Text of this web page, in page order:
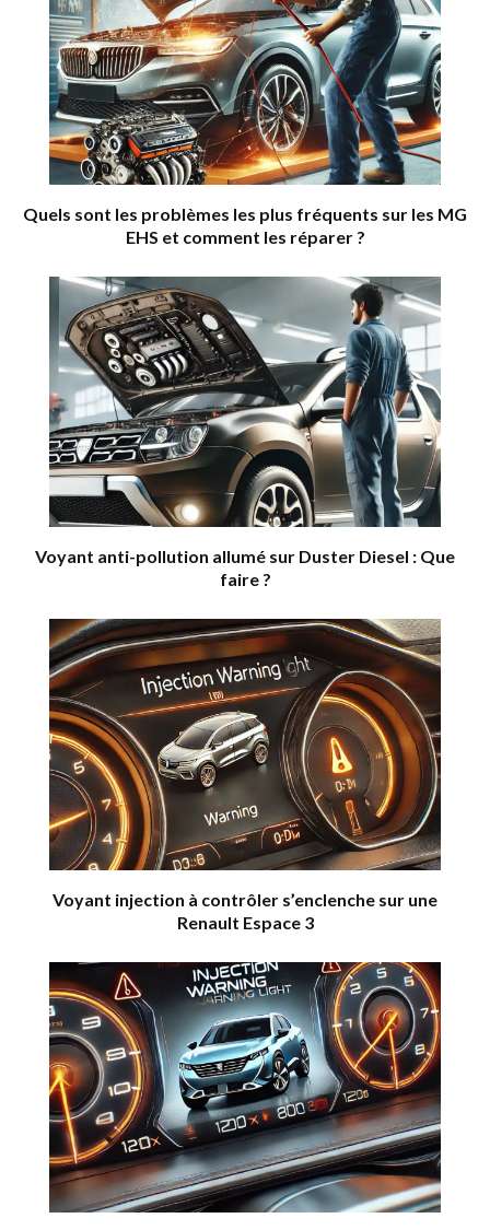
Quels sont les problèmes les plus fréquents sur les MG
EHS et comment les réparer ?
Voyant anti-pollution allumé sur Duster Diesel : Que
faire ?
Voyant injection à contrôler s’enclenche sur une
Renault Espace 3